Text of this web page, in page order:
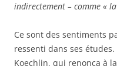
indirectement – comme «
Ce sont des sentiments
ressenti dans ses
Koechlin, qui renonça à